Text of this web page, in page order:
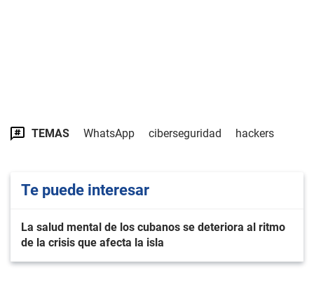
TEMAS WhatsApp ciberseguridad hackers
Te puede interesar
La salud mental de los cubanos se deteriora al ritmo
de la crisis que afecta la isla